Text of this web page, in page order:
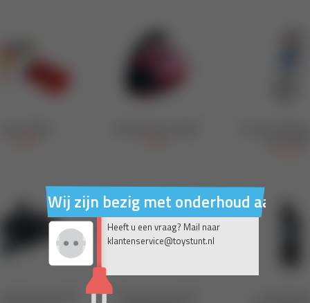
Wij zijn bezig met onderhoud aan
Heeft u een vraag? Mail naar
klantenservice@toystunt.nl